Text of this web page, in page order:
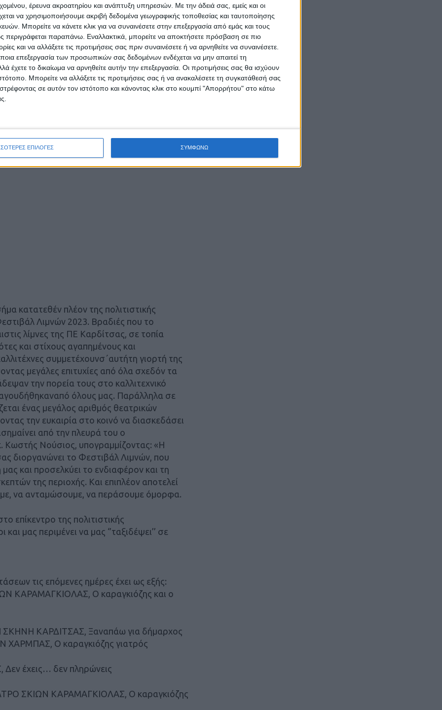
έρευνα ακροατηρίου και ανάπτυξη υπηρεσιών. Με την άδειά σας, εμείς και οι
να χρησιμοποιήσουμε ακριβή δεδομένα γεωγραφικής τοποθεσίας και ταυτοποίησης
Μπορείτε να κάνετε κλικ για να συναινέσετε στην επεξεργασία από εμάς και τους
περιγράφεται παραπάνω. Εναλλακτικά, μπορείτε να αποκτήσετε πρόσβαση σε πιο
και να αλλάξετε τις προτιμήσεις σας πριν συναινέσετε ή να αρνηθείτε να συναινέσετε.
επεξεργασία των προσωπικών σας δεδομένων ενδέχεται να μην απαιτεί τη
έχετε το δικαίωμα να αρνηθείτε αυτήν την επεξεργασία. Οι προτιμήσεις σας θα ισχύουν
Μπορείτε να αλλάξετε τις προτιμήσεις σας ή να ανακαλέσετε τη συγκατάθεσή σας
σε αυτόν τον ιστότοπο και κάνοντας κλικ στο κουμπί "Απορρήτου" στο κάτω
ΕΠΙΛΟΓΕΣ ΣΥΜΦΩΝΩ
διάρκειας, με επίκεντρο τις λίμνες
διάσπαρτο σε Δήμους και Τοπικές
παραστάσεις, θεατρικές τοπικές
συνδέει τους ανθρώπους κάθε ηλικίας
ομορφιάς με ιστορία, παραδόσεις, ήθη,
της επαφής με τη φύση, της
προσφέρουμε ανάσες ψυχαγωγίας και
στηρίζουμε ενεργητικά τους ανθρώπους
πολιτισμό, τον τουρισμό και την τοπική
κατατεθέν πλέον της πολιτιστικής
Λιμνών 2023. Βραδιές που το
λίμνες της ΠΕ Καρδίτσας, σε τοπία
και στίχους αγαπημένους και
συμμετέχουνσ΄αυτήτη γιορτή της
μεγάλες επιτυχίες από όλα σχεδόν τα
την πορεία τους στο καλλιτεχνικό
όλους μας. Παράλληλα σε
ένας μεγάλος αριθμός θεατρικών
την ευκαιρία στο κοινό να διασκεδάσει
από την πλευρά του ο
Κωστής Νούσιος, υπογραμμίζοντας: «Η
διοργανώνει το Φεστιβάλ Λιμνών, που
και προσελκύει το ενδιαφέρον και τη
της περιοχής. Και επιπλέον αποτελεί
να ανταμώσουμε, να περάσουμε όμορφα.
επίκεντρο της πολιτιστικής
μας περιμένει να μας ‘’ταξιδέψει’’ σε
τις επόμενες ημέρες έχει ως εξής:
ΚΑΡΑΜΑΓΚΙΟΛΑΣ, Ο καραγκιόζης και ο
ΚΑΡΔΙΤΣΑΣ, Ξαναπάω για δήμαρχος
Ο καραγκιόζης γιατρός
έχεις… δεν πληρώνεις
ΣΚΙΩΝ ΚΑΡΑΜΑΓΚΙΟΛΑΣ, Ο καραγκιόζης